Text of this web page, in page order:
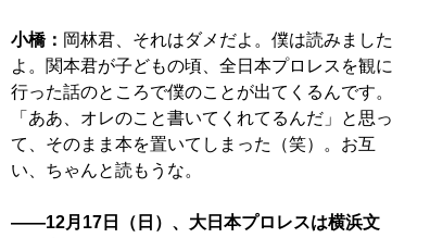
小橋： 岡林君、それはダメだよ。僕は読みました
よ。関本君が子どもの頃、全日本プロレスを観に
行った話のところで僕のことが出てくるんです。
「ああ、オレのこと書いてくれてるんだ」と思っ
て、そのまま本を置いてしまった（笑）。お互
い、ちゃんと読もうな。
――12月17日（日）、大日本プロレスは横浜文